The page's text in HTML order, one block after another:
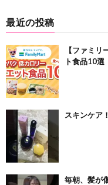
最近の投稿
【ファミ
ト食品10
スキンケア
毎朝、髪が